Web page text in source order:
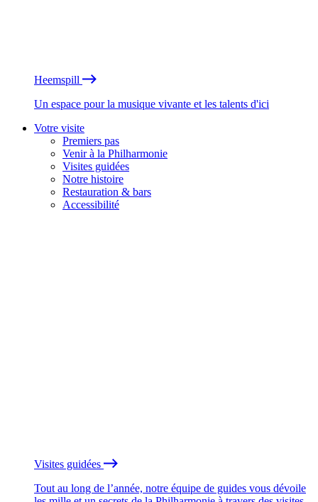
Heemspill
Un espace pour la musique vivante et les talents d'ici
Votre visite
Premiers pas
Venir à la Philharmonie
Visites guidées
Notre histoire
Restauration & bars
Accessibilité
Visites guidées
Tout au long de l’année, notre équipe de guides vous dévoile